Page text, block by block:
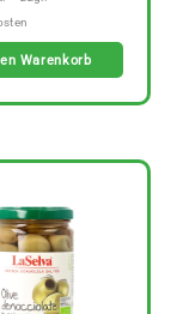
Warenkorb